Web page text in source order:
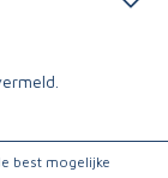
best mogelijke